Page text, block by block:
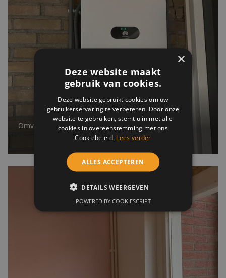
Omvormer van Huawei - ElektraVer
×
Deze website maakt
gebruik van cookies.
Deze website gebruikt cookies om uw
gebruikerservaring te verbeteren. Door onze
website te gebruiken, stemt u in met alle
cookies in overeenstemming met ons
Cookiebeleid. Lees verder
ALLES ACCEPTEREN
DETAILS WEERGEVEN
POWERED BY COOKIESCRIPT